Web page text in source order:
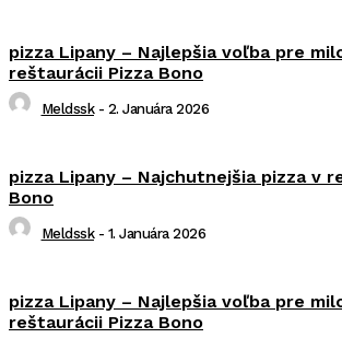
pizza Lipany – Najlepšia voľba pre
reštaurácii Pizza Bono
Meldssk - 2. Januára 2026
pizza Lipany – Najchutnejšia pizza v
Bono
Meldssk - 1. Januára 2026
pizza Lipany – Najlepšia voľba pre
reštaurácii Pizza Bono